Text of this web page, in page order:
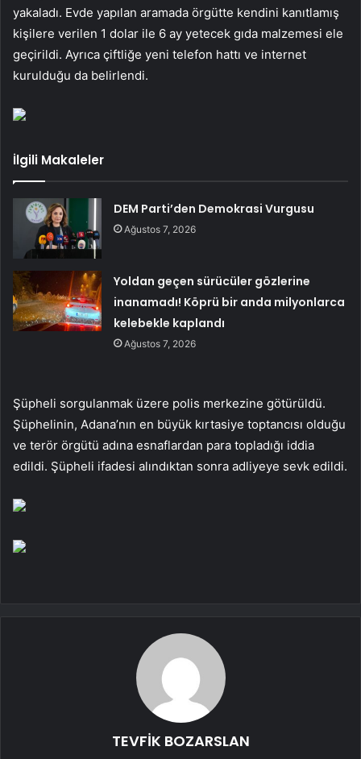
yakaladı. Evde yapılan aramada örgütte kendini kanıtlamış
kişilere verilen 1 dolar ile 6 ay yetecek gıda malzemesi ele
geçirildi. Ayrıca çiftliğe yeni telefon hattı ve internet
kurulduğu da belirlendi.
İlgili Makaleler
DEM Parti’den Demokrasi Vurgusu
Ağustos 7, 2026
Yoldan geçen sürücüler gözlerine
inanamadı! Köprü bir anda milyonlarca
kelebekle kaplandı
Ağustos 7, 2026
Şüpheli sorgulanmak üzere polis merkezine götürüldü.
Şüphelinin, Adana’nın en büyük kırtasiye toptancısı olduğu
ve terör örgütü adına esnaflardan para topladığı iddia
edildi. Şüpheli ifadesi alındıktan sonra adliyeye sevk edildi.
TEVFİK BOZARSLAN